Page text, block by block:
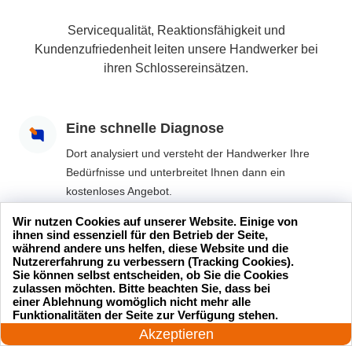
Servicequalität, Reaktionsfähigkeit und
Kundenzufriedenheit leiten unsere Handwerker bei
ihren Schlossereinsätzen.
Eine schnelle Diagnose
Dort analysiert und versteht der Handwerker Ihre
Bedürfnisse und unterbreitet Ihnen dann ein
kostenloses Angebot.
Eine hochwertige Intervention
Wenn Sie das Angebot annehmen, wird unser
Schlüsseldienst den Eingriff so schnell wie möglich
durchführen und Ihnen bestmöglich weiterhelfen.
Sie sind zufrieden und ohne
24 Stunden am Tag
Akzeptieren
Wir nutzen Cookies auf unserer Website. Einige von
ihnen sind essenziell für den Betrieb der Seite,
während andere uns helfen, diese Website und die
Nutzererfahrung zu verbessern (Tracking Cookies).
Sie können selbst entscheiden, ob Sie die Cookies
zulassen möchten. Bitte beachten Sie, dass bei
einer Ablehnung womöglich nicht mehr alle
Funktionalitäten der Seite zur Verfügung stehen.